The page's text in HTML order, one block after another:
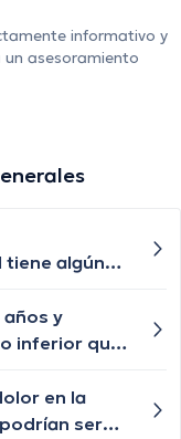
informativo y
asesoramiento
algún
están
y chiquititos
le ayude a
años y
inferior que
puede
en la
ser